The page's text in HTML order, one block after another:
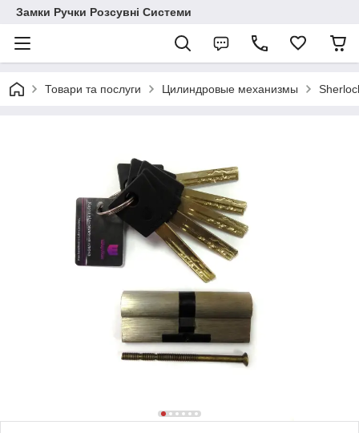
Замки Ручки Розсувні Системи
Товари та послуги Цилиндровые механизмы